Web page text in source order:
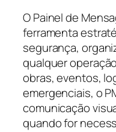
O Painel de
ferramenta
segurança,
qualquer
obras, eventos,
emergenciais, o
comunicação
quando for